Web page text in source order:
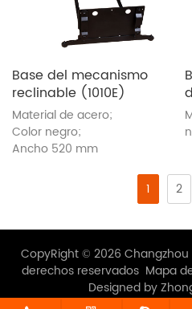
Base del mecanismo
reclinable (1010E)
Material de acero;
Color negro;
Ancho 520 mm
1 2
CopyRight © 2026
derechos reservados Mapa
Designed by